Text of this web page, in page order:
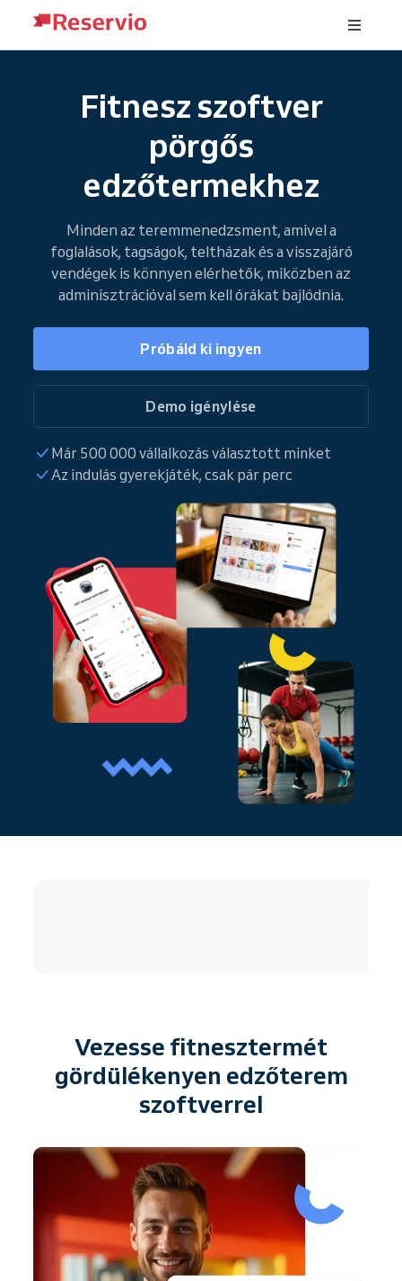
Fitnesz szoftver
pörgős
edzőtermekhez
Minden az teremmenedzsment, amivel a
foglalások, tagságok, teltházak és a visszajáró
vendégek is könnyen elérhetők, miközben az
adminisztrációval sem kell órákat bajlódnia.
Próbáld ki ingyen
Demo igénylése
Már 500 000 vállalkozás választott minket
Az indulás gyerekjáték, csak pár perc
Vezesse fitnesztermét
gördülékenyen edzőterem
szoftverrel